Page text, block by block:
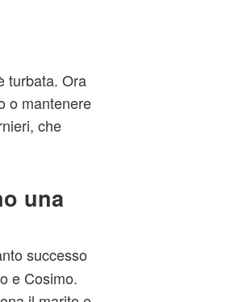
turbata. Ora
o mantenere
che
una
successo
e Cosimo.